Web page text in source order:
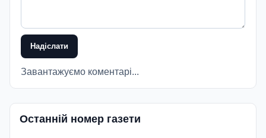
Надіслати
Завантажуємо коментарі...
Останній номер газети